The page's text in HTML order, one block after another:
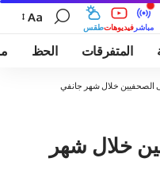
طقسفيديوهات مباشر
Aa
المتفرقات الحظ
خلال شهر